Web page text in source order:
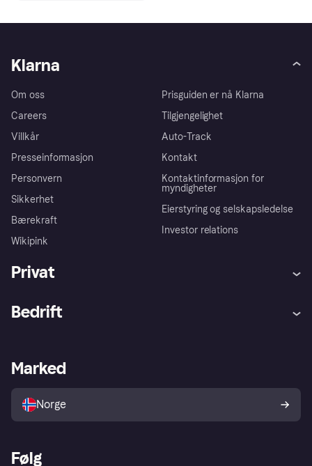
Klarna
Om oss
Careers
Villkår
Presseinformasjon
Personvern
Sikkerhet
Bærekraft
Wikipink
Prisguiden er nå Klarna
Tilgjengelighet
Auto-Track
Kontakt
Kontaktinformasjon for
myndigheter
Eierstyring og selskapsledelse
Investor relations
Privat
Utforsk butikker
Bedrift
Merchant portal
Marked
Norge
Følg